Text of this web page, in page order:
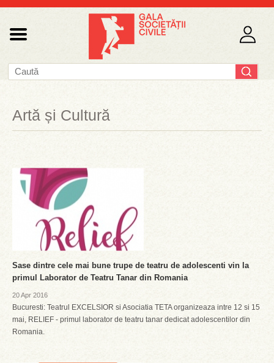
Artă și Cultură
Sase dintre cele mai bune trupe de teatru de adolescenti vin la
primul Laborator de Teatru Tanar din Romania
20 Apr 2016
Bucuresti: Teatrul EXCELSIOR si Asociatia TETA organizeaza intre 12 si 15
mai, RELIEF - primul laborator de teatru tanar dedicat adolescentilor din
Romania.